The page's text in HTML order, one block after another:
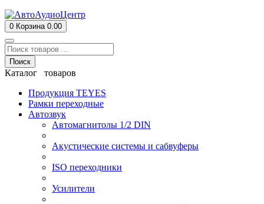
0 Корзина 0.00
Поиск
Каталог товаров
Продукция TEYES
Рамки переходные
Автозвук
Автомагнитолы 1/2 DIN
Акустические системы и сабвуферы
ISO переходники
Усилители